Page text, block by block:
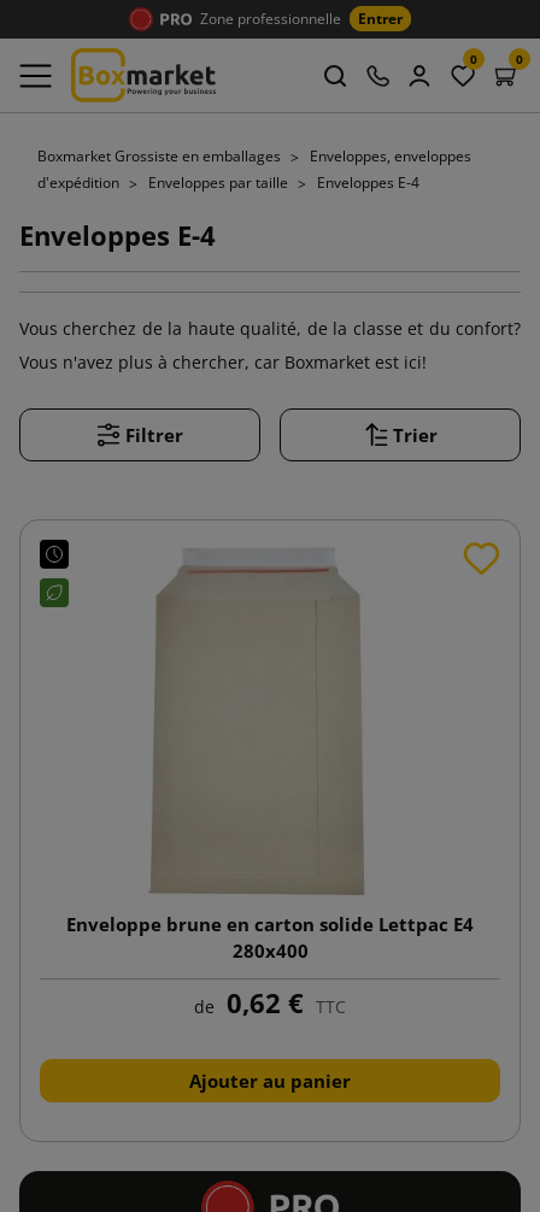
Zone professionnelle Entrer
0 0
Boxmarket Grossiste en emballages
Enveloppes, enveloppes
d'expédition
Enveloppes par taille Enveloppes E-4
Enveloppes E-4
Vous cherchez de la haute qualité, de la classe et du confort?
Vous n'avez plus à chercher, car Boxmarket est ici!
Filtrer Trier
Enveloppe brune en carton solide Lettpac E4
280x400
de 0,62 € TTC
Ajouter au panier